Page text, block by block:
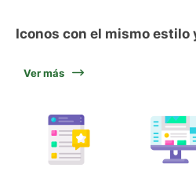
Iconos con el mismo estilo
Ver más